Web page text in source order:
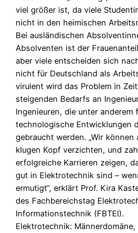
viel größer ist, da viele
nicht in den heimischen
Bei ausländischen
Absolventen ist der
aber viele entscheiden sich
nicht für Deutschland als
virulent wird das Problem in
steigenden Bedarfs an
Ingenieuren, die unter anderem
technologische Entwicklungen
gebraucht werden. „Wir können
klugen Kopf verzichten, und
erfolgreiche Karrieren zeigen,
gut in Elektrotechnik sind –
ermutigt“, erklärt Prof. Kira
des Fachbereichstag
Informationstechnik (FBTEI).
Elektrotechnik: Männerdomäne,